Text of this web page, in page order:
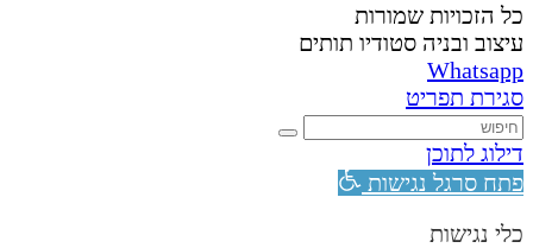
כל הזכויות שמורות
עיצוב ובניה סטודיו תותים
Whatsapp
סגירת תפריט
דילוג לתוכן
פתח סרגל נגישות
כלי נגישות